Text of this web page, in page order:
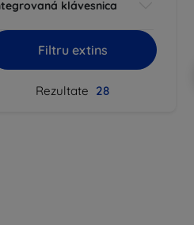
klávesnica
Filtru extins
Rezultate 28